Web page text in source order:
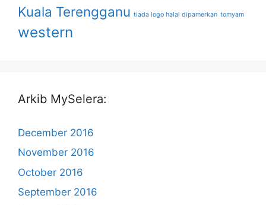
Kuala Terengganu tiada logo halal dipamerkan tomyam
western
Arkib MySelera:
December 2016
November 2016
October 2016
September 2016